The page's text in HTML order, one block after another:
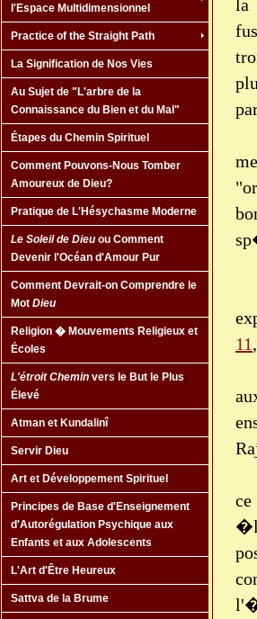
l'Espace Multidimensionnel
Practice of the Straight Path
La Signification de Nos Vies
Au Sujet de "L'arbre de la
Connaissance du Bien et du Mal"
Étapes du Chemin Spirituel
Comment Pouvons-Nous Tomber
Amoureux de Dieu?
Pratique de L'Hésychasme Moderne
Le Soleil de Dieu ou Comment
Devenir l'Océan d'Amour Pur
Comment Devrait-on Comprendre le
Mot Dieu
Religion � Mouvements Religieux et
Écoles
L'étroit Chemin vers le But le Plus
Élevé
Atman et Kundalinî
Servir Dieu
Art et Développement Spirituel
Principes de Base d'Enseignement
d'Autorégulation Psychique aux
Enfants et aux Adolescents
L'Art d'Être Heureux
Sattva de la Brume
la
11,